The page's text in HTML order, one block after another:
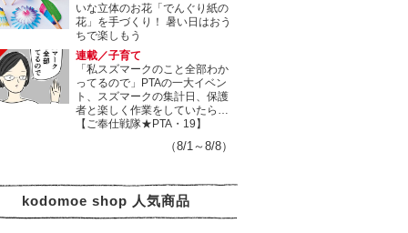
いな立体のお花「でんぐり紙の
花」を手づくり！ 暑い日はおう
ちで楽しもう
連載／子育て
「私スズマークのこと全部わか
ってるので」PTAの一大イベン
ト、スズマークの集計日、保護
者と楽しく作業をしていたら…
【ご奉仕戦隊★PTA・19】
（8/1～8/8）
kodomoe shop 人気商品